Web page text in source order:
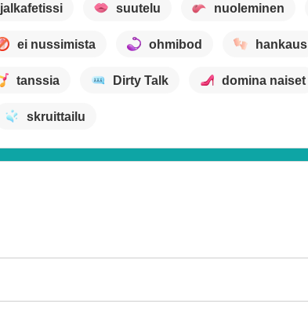
jalkafetissi suutelu nuoleminen
ei nussimista ohmibod hankaus
tanssia Dirty Talk domina naiset
skruittailu